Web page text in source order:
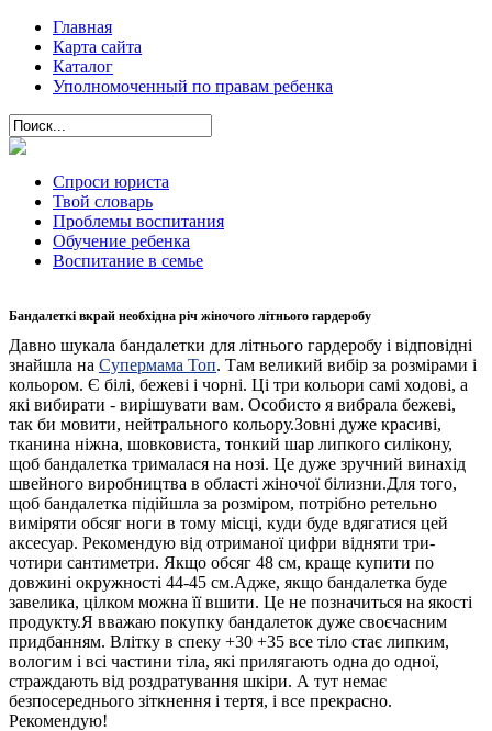
Главная
Карта сайта
Каталог
Уполномоченный по правам ребенка
Спроси юриста
Твой словарь
Проблемы воспитания
Обучение ребенка
Воспитание в семье
Бандалеткі вкрай необхідна річ жіночого літнього гардеробу
Давно шукала бандалетки для літнього гардеробу і відповідні
знайшла на Супермама Топ. Там великий вибір за розмірами і
кольором. Є білі, бежеві і чорні. Ці три кольори самі ходові, а
які вибирати - вирішувати вам. Особисто я вибрала бежеві,
так би мовити, нейтрального кольору.Зовні дуже красиві,
тканина ніжна, шовковиста, тонкий шар липкого силікону,
щоб бандалетка трималася на нозі. Це дуже зручний винахід
швейного виробництва в області жіночої білизни.Для того,
щоб бандалетка підійшла за розміром, потрібно ретельно
виміряти обсяг ноги в тому місці, куди буде вдягатися цей
аксесуар. Рекомендую від отриманої цифри відняти три-
чотири сантиметри. Якщо обсяг 48 см, краще купити по
довжині окружності 44-45 см.Адже, якщо бандалетка буде
завелика, цілком можна її вшити. Це не позначиться на якості
продукту.Я вважаю покупку бандалеток дуже своєчасним
придбанням. Влітку в спеку +30 +35 все тіло стає липким,
вологим і всі частини тіла, які прилягають одна до одної,
страждають від роздратування шкіри. А тут немає
безпосереднього зіткнення і тертя, і все прекрасно.
Рекомендую!